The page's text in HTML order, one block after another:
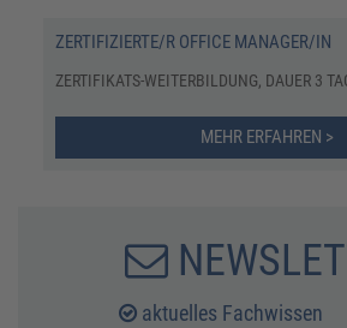
ZERTIFIZIERTE/R OFFICE MANAGER/IN
ZERTIFIKATS-WEITERBILDUNG, DAUER 3
MEHR ERFAHREN >
aktuelles Fachwissen